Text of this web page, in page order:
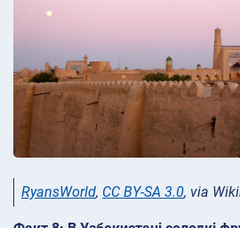
RyansWorld, CC BY-SA 3.0, via